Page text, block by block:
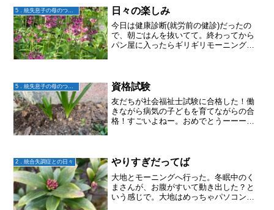
5．統失息子の母のつぶやき 日々の楽しみ
今日は健康診断(就労前の健診)だったの
で、朝ごはんを抜いてて。終わってから
パン屋に入ったらギリギリモーニングセ
きの中身っ...
資格試験
友だちが社会福祉士試験に合格した！働
きながら病気の子どもを育てながらの合
格！すごいよねー。おめでとうーーー！
2．統合失調症との日々 やりすぎだってば
大地とモーニングへ行った。冬眠中のく
まさんが、お腹がすいて動き出した？と
いう感じで。大地はめっちゃパソコン向